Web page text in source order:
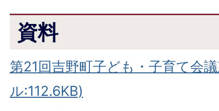
資料
第21回吉野町子ども・子育て会
ル:112.6KB)